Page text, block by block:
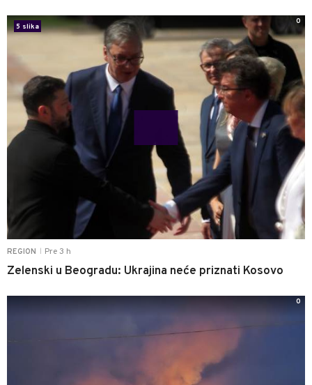
REGION Pre 3 h
Zelenski u Beogradu: Ukrajina neće priznati Kosovo
5 slika
0
0